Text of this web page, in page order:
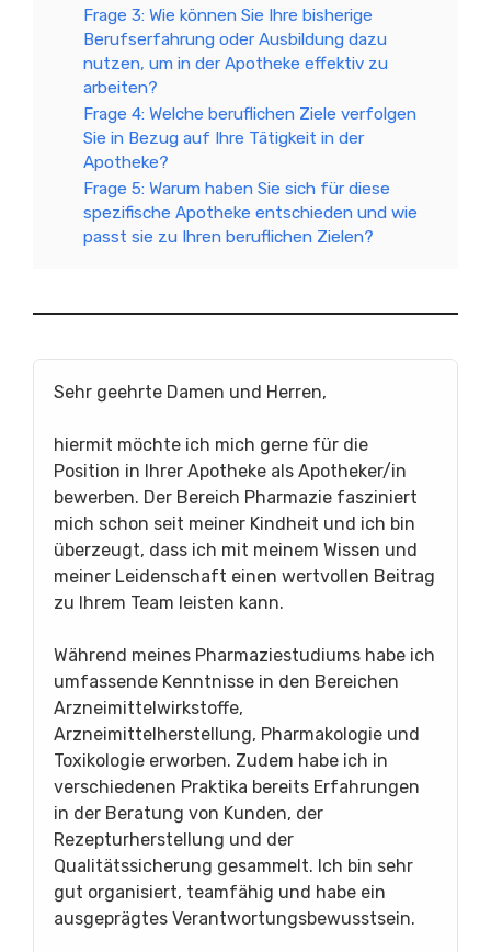
Frage 3: Wie können Sie Ihre bisherige
Berufserfahrung oder Ausbildung dazu
nutzen, um in der Apotheke effektiv zu
arbeiten?
Frage 4: Welche beruflichen Ziele verfolgen
Sie in Bezug auf Ihre Tätigkeit in der
Apotheke?
Frage 5: Warum haben Sie sich für diese
spezifische Apotheke entschieden und wie
passt sie zu Ihren beruflichen Zielen?
Sehr geehrte Damen und Herren,
hiermit möchte ich mich gerne für die
Position in Ihrer Apotheke als Apotheker/in
bewerben. Der Bereich Pharmazie fasziniert
mich schon seit meiner Kindheit und ich bin
überzeugt, dass ich mit meinem Wissen und
meiner Leidenschaft einen wertvollen Beitrag
zu Ihrem Team leisten kann.
Während meines Pharmaziestudiums habe ich
umfassende Kenntnisse in den Bereichen
Arzneimittelwirkstoffe,
Arzneimittelherstellung, Pharmakologie und
Toxikologie erworben. Zudem habe ich in
verschiedenen Praktika bereits Erfahrungen
in der Beratung von Kunden, der
Rezepturherstellung und der
Qualitätssicherung gesammelt. Ich bin sehr
gut organisiert, teamfähig und habe ein
ausgeprägtes Verantwortungsbewusstsein.